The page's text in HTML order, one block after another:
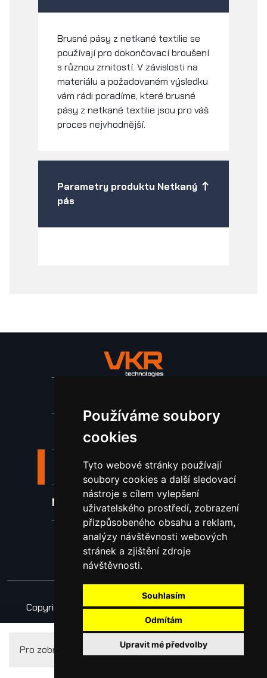
Používáme soubory
cookies
Tyto webové stránky používají
soubory cookies a další sledovací
nástroje s cílem vylepšení
uživatelského prostředí, zobrazení
přizpůsobeného obsahu a reklam,
analýzy návštěvnosti webových
stránek a zjištění zdroje
návštěvnosti.
Souhlasím
Odmítám
Upravit mé předvolby
Pro zobrazení cen se prosímpřihlaste.
Brusné pásy z netkané textilie se
používají pro dokončovací broušení
s různou zrnitostí. V závislosti na
materiálu a požadovaném výsledku
vám rádi poradíme, které brusné
pásy z netkané textilie jsou pro váš
proces nejvhodnější.
Parametry produktu Netkaný
pás
Nástroje pro ohraňovací lisy
Spotřební materiál a nástroje
Náhradní díly pro vodní paprsek
Laserové svařování
Copyright © 2026 Všechna práva vyhrazena
Obchodní podmínky
Zpracování osobních údajů